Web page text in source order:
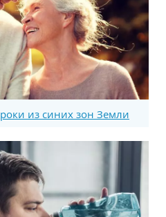
из синих зон Земли